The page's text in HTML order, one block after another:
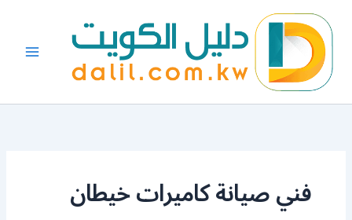
المحتوى
فني صيانة كاميرات خيطان